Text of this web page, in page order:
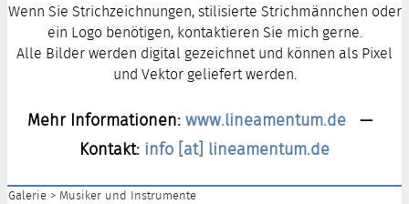
Wenn Sie Strichzeichnungen, stilisierte Strichmännchen oder
ein Logo benötigen, kontaktieren Sie mich gerne.
Alle Bilder werden digital gezeichnet und können als Pixel
und Vektor geliefert werden.
Mehr Informationen:www.lineamentum.de —
Kontakt: info [at] lineamentum.de
Galerie > Musiker und Instrumente